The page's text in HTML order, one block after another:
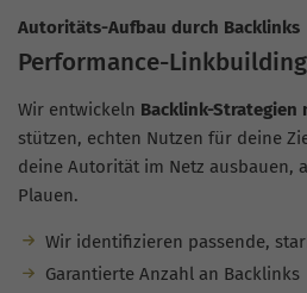
Autoritäts-Aufbau durch Backlinks
Performance-Linkbuilding
Wir entwickeln Backlink-Strategien
stützen, echten Nutzen für deine
deine Autorität im Netz ausbauen,
Plauen.
Wir identifizieren passende,
Garantierte Anzahl an Backlinks